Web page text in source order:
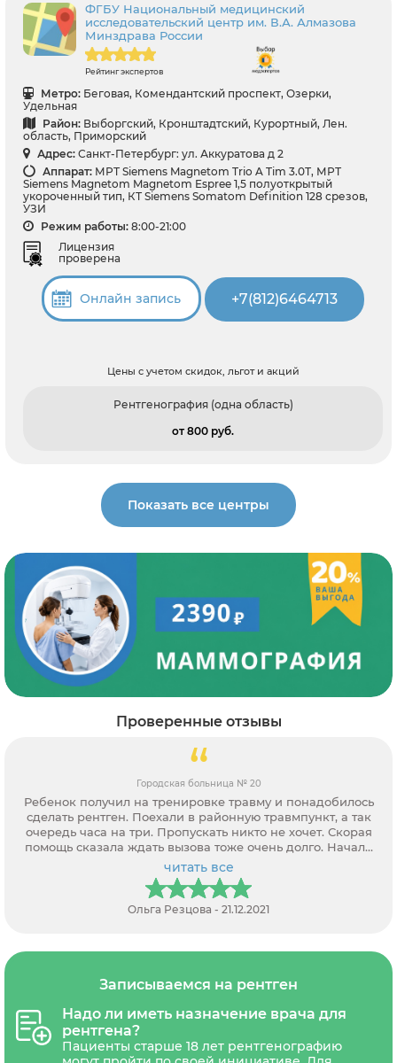
ФГБУ Национальный медицинский
исследовательский центр им. В.А. Алмазова
Минздрава России
Рейтинг экспертов
Метро: Беговая, Комендантский проспект, Озерки,
Удельная
Район: Выборгский, Кронштадтский, Курортный, Лен.
область, Приморский
Адрес: Санкт-Петербург: ул. Аккуратова д 2
Аппарат: МРТ Siemens Magnetom Trio A Tim 3.0Т, МРТ
Siemens Magnetom Magnetom Espree 1,5 полуоткрытый
укороченный тип, КТ Siemens Somatom Definition 128 срезов,
УЗИ
Режим работы: 8:00-21:00
Лицензия
проверена
Онлайн запись +7(812)6464713
Цены с учетом скидок, льгот и акций
Рентгенография (одна область)
от 800 pуб.
Показать все центры
Проверенные отзывы
Городская больница № 20
Ребенок получил на тренировке травму и понадобилось
сделать рентген. Поехали в районную травмпункт, а так
очередь часа на три. Пропускать никто не хочет. Скорая
помощь сказала ждать вызова тоже очень долго. Начали
звонить частным клиникам, а так требуют направление. В
итоге только через вас нашли возможность записаться.
Оператор все рассказала, как, где и какие документы
потребуются. Спасибо за помощь.
читать все
Ольга Резцова - 21.12.2021
Записываемся на рентген
Надо ли иметь назначение врача для
рентгена?
Пациенты старше 18 лет рентгенографию